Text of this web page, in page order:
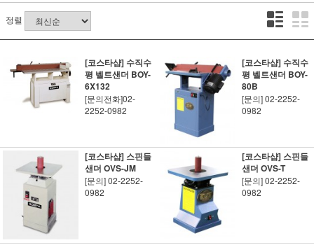
정렬
[코스타샵] 수직수
평 벨트샌더 BOY-
6X132
[문의전화]02-
2252-0982
[코스타샵] 수직수
평 벨트샌더 BOY-
80B
[문의] 02-2252-
0982
[코스타샵] 스핀들
샌더 OVS-JM
[문의] 02-2252-
0982
[코스타샵] 스핀들
샌더 OVS-T
[문의] 02-2252-
0982